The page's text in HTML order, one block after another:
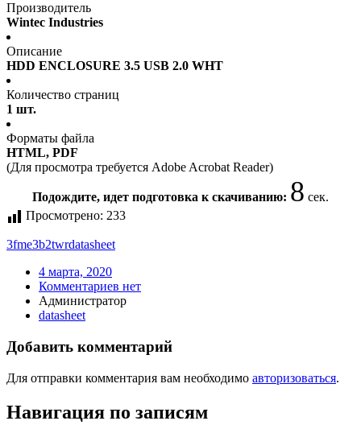
Производитель
Wintec Industries
Описание
HDD ENCLOSURE 3.5 USB 2.0 WHT
Количество страниц
1 шт.
Форматы файла
HTML, PDF
(Для просмотра требуется Adobe Acrobat Reader)
Подождите, идет подготовка к скачиванию: 8 сек.
Просмотрено: 233
3fme3b2twrdatasheet
4 марта, 2020
Комментариев нет
Администратор
datasheet
Добавить комментарий
Для отправки комментария вам необходимо авторизоваться.
Навигация по записям